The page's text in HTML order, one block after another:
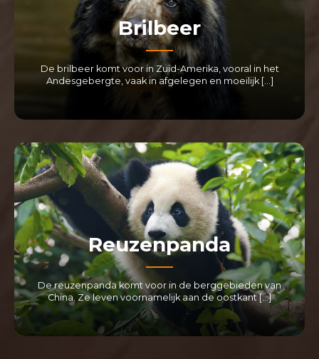
Brilbeer
De brilbeer komt voor in Zuid-Amerika, vooral in het
Andesgebergte, vaak in afgelegen en moeilijk […]
Reuzenpanda
De reuzenpanda komt voor in de berggebieden van
China. Ze leven voornamelijk aan de oostkant […]
LEES MEER